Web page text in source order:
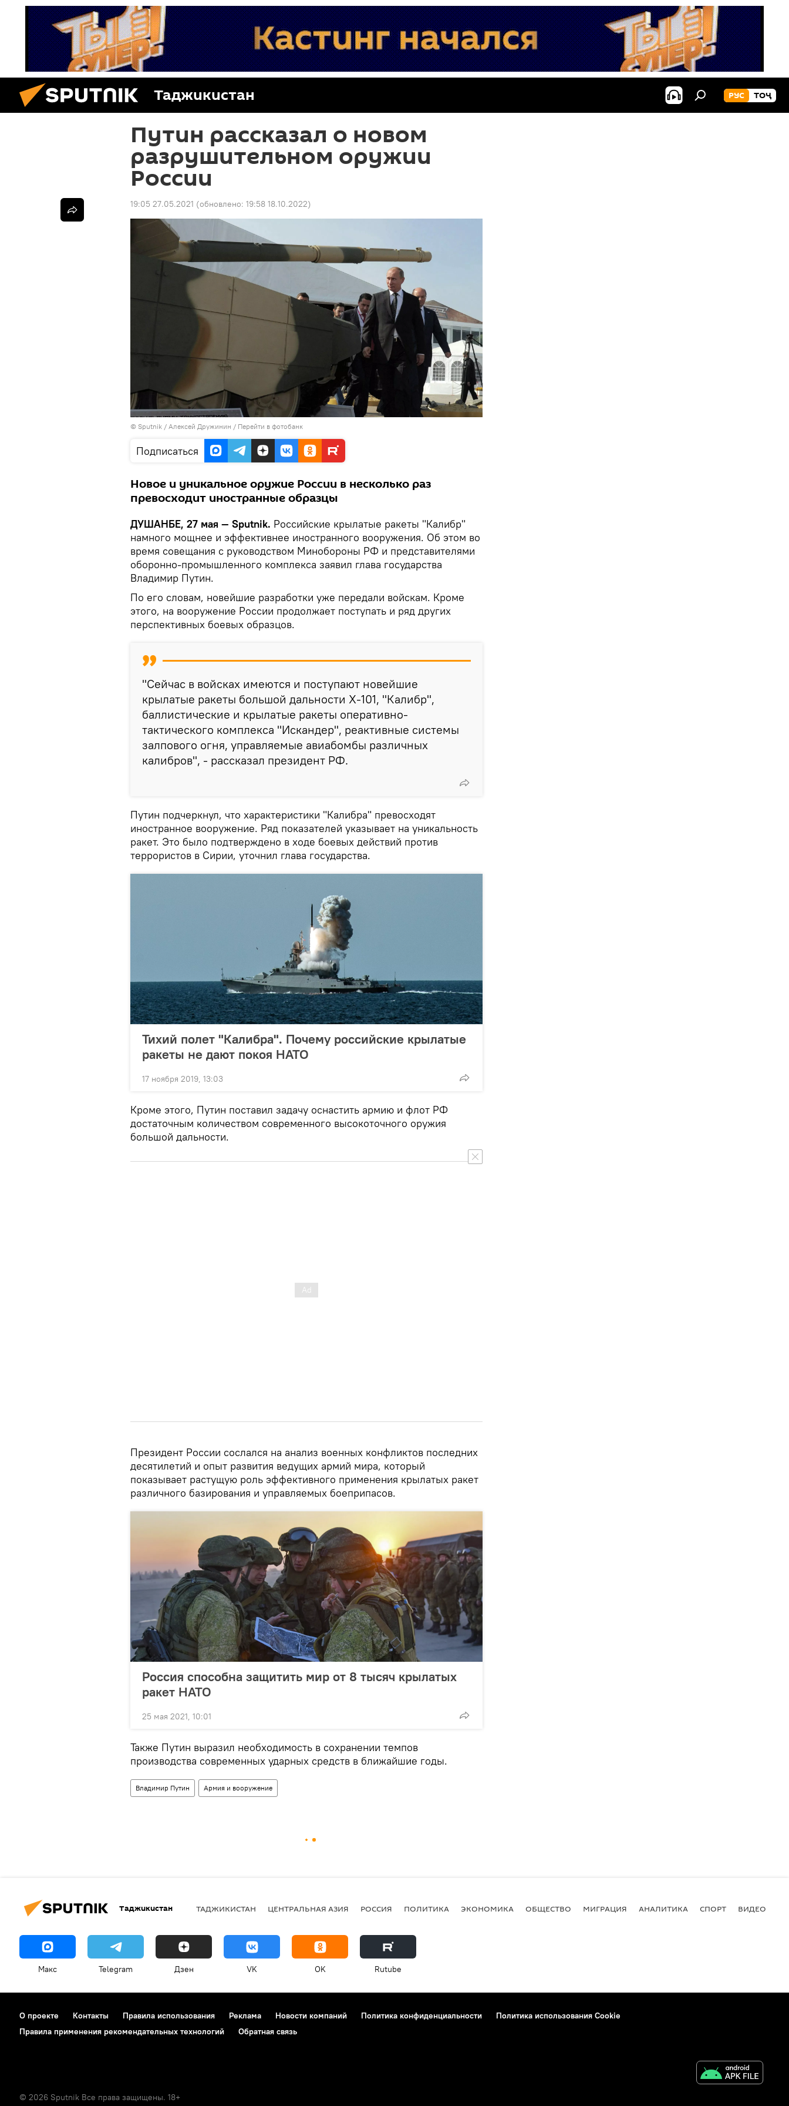
Таджикистан РУС ТОҶ
Путин рассказал о новом
разрушительном оружии
России
19:05 27.05.2021 (обновлено: 19:58 18.10.2022)
© Sputnik / Алексей Дружинин / Перейти в фотобанк
Подписаться
Новое и уникальное оружие России в несколько раз
превосходит иностранные образцы
ДУШАНБЕ, 27 мая — Sputnik. Российские крылатые ракеты "Калибр"
намного мощнее и эффективнее иностранного вооружения. Об этом во
время совещания с руководством Минобороны РФ и представителями
оборонно-промышленного комплекса заявил глава государства
Владимир Путин.
По его словам, новейшие разработки уже передали войскам. Кроме
этого, на вооружение России продолжает поступать и ряд других
перспективных боевых образцов.
"Сейчас в войсках имеются и поступают новейшие
крылатые ракеты большой дальности Х-101, "Калибр",
баллистические и крылатые ракеты оперативно-
тактического комплекса "Искандер", реактивные системы
залпового огня, управляемые авиабомбы различных
калибров", - рассказал президент РФ.
Путин подчеркнул, что характеристики "Калибра" превосходят
иностранное вооружение. Ряд показателей указывает на уникальность
ракет. Это было подтверждено в ходе боевых действий против
террористов в Сирии, уточнил глава государства.
Тихий полет "Калибра". Почему российские крылатые
ракеты не дают покоя НАТО
17 ноября 2019, 13:03
Кроме этого, Путин поставил задачу оснастить армию и флот РФ
достаточным количеством современного высокоточного оружия
большой дальности.
Президент России сослался на анализ военных конфликтов последних
десятилетий и опыт развития ведущих армий мира, который
показывает растущую роль эффективного применения крылатых ракет
различного базирования и управляемых боеприпасов.
Россия способна защитить мир от 8 тысяч крылатых
ракет НАТО
25 мая 2021, 10:01
Также Путин выразил необходимость в сохранении темпов
производства современных ударных средств в ближайшие годы.
Владимир Путин Армия и вооружение
Таджикистан ТАДЖИКИСТАН ЦЕНТРАЛЬНАЯ АЗИЯ РОССИЯ ПОЛИТИКА ЭКОНОМИКА ОБЩЕСТВО МИГРАЦИЯ АНАЛИТИКА СПОРТ ВИДЕО
Макс Telegram Дзен VK OK Rutube
О проекте Контакты Правила использования Реклама Новости компаний Политика конфиденциальности
Политика использования Cookie
Правила применения рекомендательных технологий
Обратная связь
© 2026 Sputnik Все права защищены. 18+